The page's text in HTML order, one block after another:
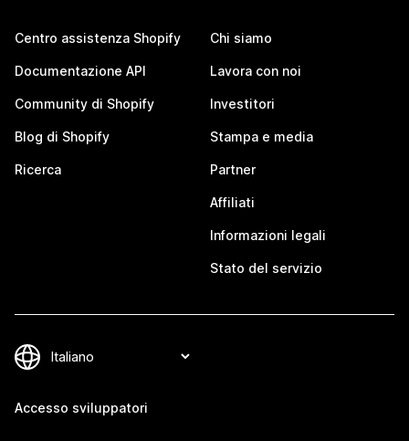
Centro assistenza Shopify
Documentazione API
Community di Shopify
Blog di Shopify
Ricerca
Chi siamo
Lavora con noi
Investitori
Stampa e media
Partner
Affiliati
Informazioni legali
Stato del servizio
Accesso sviluppatori